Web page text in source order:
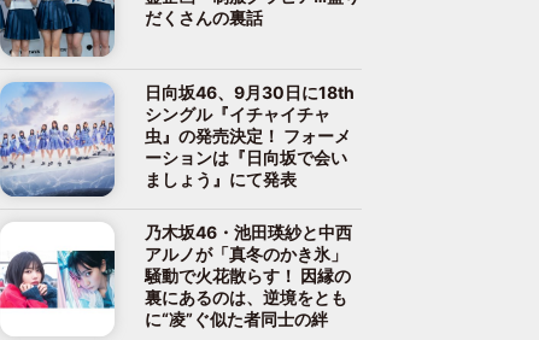
だくさんの裏話
日向坂46、9月30日に18th
シングル『イチャイチャ
虫』の発売決定！ フォーメ
ーションは『日向坂で会い
ましょう』にて発表
乃木坂46・池田瑛紗と中西
アルノが「真冬のかき氷」
騒動で火花散らす！ 因縁の
裏にあるのは、逆境をとも
に“凌”ぐ似た者同士の絆